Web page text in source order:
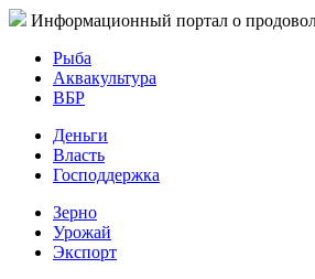
Информационный портал о
Рыба
Аквакультура
ВБР
Деньги
Власть
Господдержка
Зерно
Урожай
Экспорт